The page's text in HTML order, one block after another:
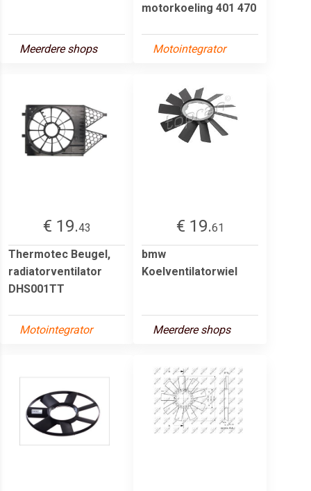
Meerdere shops
motorkoeling 401 470
Motointegrator
€ 19.43
Thermotec Beugel,
radiatorventilator
DHS001TT
Motointegrator
€ 19.61
bmw
Koelventilatorwiel
Meerdere shops